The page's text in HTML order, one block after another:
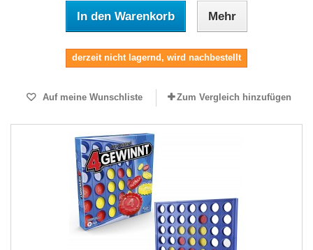
In den Warenkorb Mehr
derzeit nicht lagernd, wird nachbestellt
Auf meine Wunschliste Zum Vergleich hinzufügen